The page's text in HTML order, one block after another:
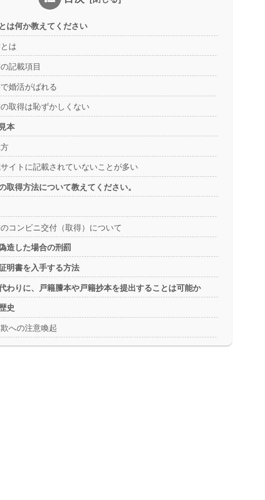
は何か教えてください
は
記載項目
婚活がばれる
取得は恥ずかしくない
本
イトに記載されていないことが多い
取得方法について教えてください。
コンビニ交付（取得）について
造した場合の刑罰
明書を入手する方法
わりに、戸籍謄本や戸籍抄本を提出することは可能か
史
への注意喚起